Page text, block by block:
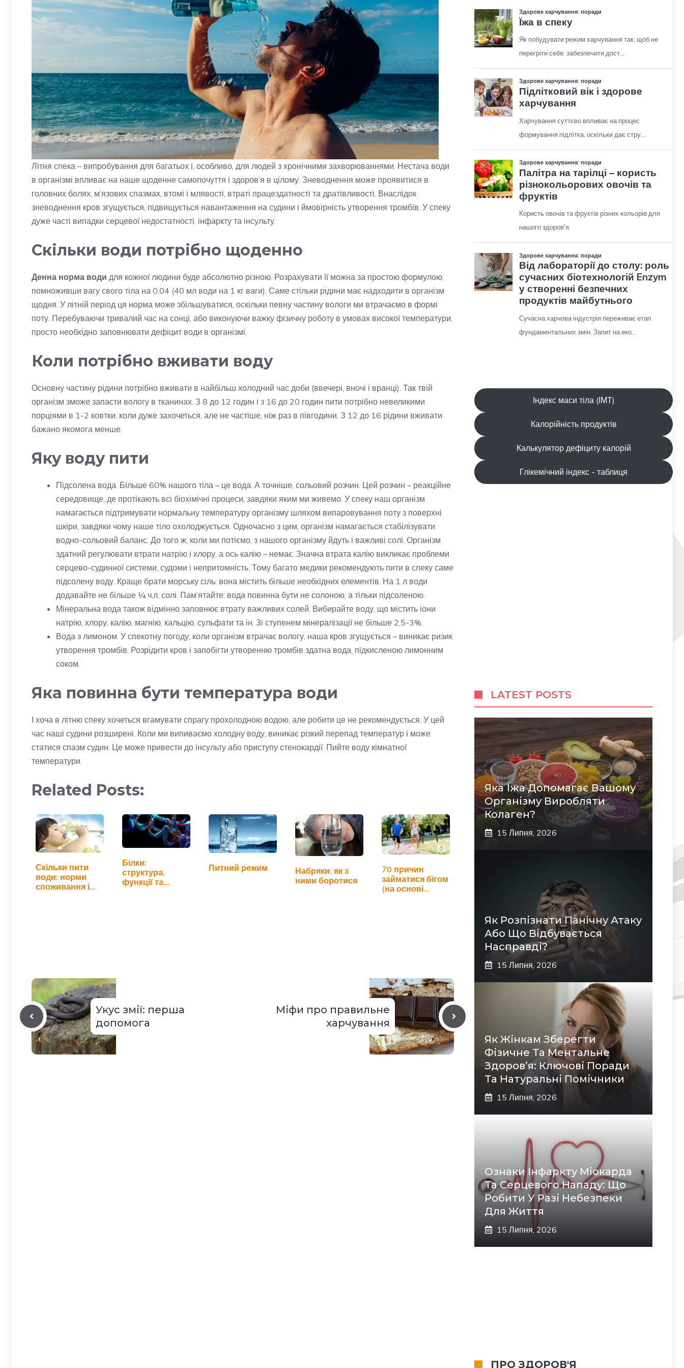
Літня спека – випробування для багатьох і, особливо, для людей з хронічними захворюваннями. Нестача води
в організмі впливає на наше щоденне самопочуття і здоров’я в цілому. Зневоднення може проявитися в
головних болях, м’язових спазмах, втомі і млявості, втраті працездатності та дратівливості. Внаслідок
зневоднення кров згущується, підвищується навантаження на судини і ймовірність утворення тромбів. У спеку
дуже часті випадки серцевої недостатності, інфаркту та інсульту.
Скільки води потрібно щоденно
Денна норма води для кожної людини буде абсолютно різною. Розрахувати її можна за простою формулою,
помноживши вагу свого тіла на 0,04 (40 мл води на 1 кг ваги). Саме стільки рідини має надходити в організм
щодня. У літній період ця норма може збільшуватися, оскільки певну частину вологи ми втрачаємо в формі
поту. Перебуваючи тривалий час на сонці, або виконуючи важку фізичну роботу в умовах високої температури,
просто необхідно заповнювати дефіцит води в організмі.
Коли потрібно вживати воду
Основну частину рідини потрібно вживати в найбільш холодний час доби (ввечері, вночі і вранці). Так твій
організм зможе запасти вологу в тканинах. З 8 до 12 годин і з 16 до 20 годин пити потрібно невеликими
порціями в 1-2 ковтки, коли дуже захочеться, але не частіше, ніж раз в півгодини. З 12 до 16 рідини вживати
бажано якомога менше.
Яку воду пити
Підсолена вода. Більше 60% нашого тіла – це вода. А точніше, сольовий розчин. Цей розчин – реакційне
середовище, де протікають всі біохімічні процеси, завдяки яким ми живемо. У спеку наш організм
намагається підтримувати нормальну температуру організму шляхом випаровування поту з поверхні
шкіри, завдяки чому наше тіло охолоджується. Одночасно з цим, організм намагається стабілізувати
водно-сольовий баланс. До того ж, коли ми потіємо, з нашого організму йдуть і важливі солі. Організм
здатний регулювати втрати натрію і хлору, а ось калію – немає. Значна втрата калію викликає проблеми
серцево-судинної системи, судоми і непритомність. Тому багато медики рекомендують пити в спеку саме
підсолену воду. Краще брати морську сіль: вона містить більше необхідних елементів. На 1 л води
додавайте не більше ¼ ч.л. солі. Пам’ятайте: вода повинна бути не солоною, а тільки підсоленою.
Мінеральна вода також відмінно заповнює втрату важливих солей. Вибирайте воду, що містить іони
натрію, хлору, калію, магнію, кальцію, сульфати та ін. Зі ступенем мінералізації не більше 2,5-3%.
Вода з лимоном. У спекотну погоду, коли організм втрачає вологу, наша кров згущується – виникає ризик
утворення тромбів. Розрідити кров і запобігти утворенню тромбів здатна вода, підкисленою лимонним
соком.
Яка повинна бути температура води
І хоча в літню спеку хочеться вгамувати спрагу прохолодною водою, але робити це не рекомендується. У цей
час наші судини розширені. Коли ми випиваємо холодну воду, виникає різкий перепад температур і може
статися спазм судин. Це може привести до інсульту або приступу стенокардії. Пийте воду кімнатної
температури.
Related Posts:
Скільки пити
води: норми
споживання і
Білки:
структура,
функції та
Питний режим
Набряки: як з
ними боротися
70 причин
займатися бігом
(на основі
Укус змії: перша
допомога
Міфи про правильне
харчування
Індекс маси тіла (ІМТ)
Калорійність продуктів
Калькулятор дефіциту калорій
Глікемічний індекс - таблиця
LATEST POSTS
Яка Їжа Допомагає Вашому
Організму Виробляти
Колаген?
15 Липня, 2026
Як Розпізнати Панічну Атаку
Або Що Відбувається
Насправді?
15 Липня, 2026
Як Жінкам Зберегти
Фізичне Та Ментальне
Здоров’я: Ключові Поради
Та Натуральні Помічники
15 Липня, 2026
Ознаки Інфаркту Міокарда
Та Серцевого Нападу: Що
Робити У Разі Небезпеки
Для Життя
15 Липня, 2026
ПРО ЗДОРОВ'Я